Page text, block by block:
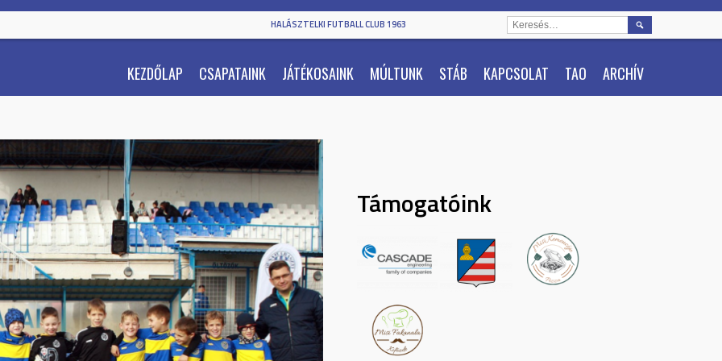
HALÁSZTELKI FUTBALL CLUB 1963
KEZDŐLAP CSAPATAINK JÁTÉKOSAINK MÚLTUNK STÁB KAPCSOLAT TAO ARCHÍV
KERESÉS:
Támogatóink